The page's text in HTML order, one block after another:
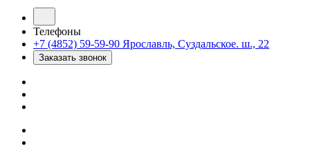
Телефоны
+7 (4852) 59-59-90 Ярославль, Суздальское. ш., 22
Заказать звонок